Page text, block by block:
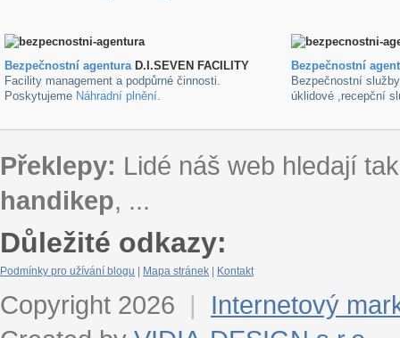
Bezpečnostní agenturaD.I.SEVEN FACILITY
Facility management a podpůrné činnosti.
Poskytujeme Náhradní plnění.
Bezpečnostní
Bezpečnostní
úklidové ,recepční
Překlepy: Lidé náš web hledají
handikep, ...
Důležité odkazy:
Podmínky pro užívání blogu Mapa stránek Kontakt
Copyright 2026 |
Internetový